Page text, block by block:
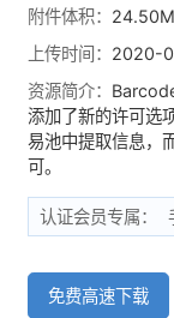
附件体积：
上传时间： 2020-
资源简介：
添加了新的许可选
易池中提取信息，
可。
认证会员专属：
免费高速下载